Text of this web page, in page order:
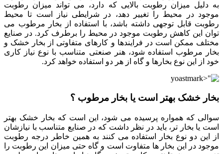
به دلیل میزان رطوبت بالایی که دارد، می تواند میزان رطوبت
موجود در محیط را تغییر دهد، در شرایطی نیاز است تا محیط
رطوبت قابل توجهی داشته باشد، با استفاده از بخار مرطوب می
توان این کاهش رطوبت موجود در محیط را برطرف کرد. در صنایع
مختلف ممکن است در فرایندها و کارهای متفاوتی از بخار خشک و
بخار مرطوب استفاده شود، هنر صنعتی متناسب با نوع نیاز کاری
خود از این نوع بخارها و گاه از هر دو استفاده خواهد کرد.
بخار خشک بهتر است یا بخار مرطوب ؟
سوالی که همواره پرسیده می شود، این است که بخار خشک بهتر
است یا بخار تر، باید در نظر داشت که در صنایع متناسب با نیازشان
از این دو نوع بخار استفاده می کنند به همین خاطر درجه رطوبت
موجود در این بخار ها متفاوت است و گاه حتی میزان این رطوبت را